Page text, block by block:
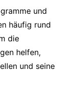
und
häufig rund
die
helfen,
und seine